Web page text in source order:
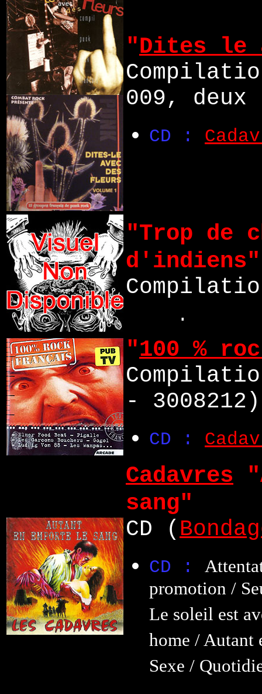
"Dites le
009, deux
CD :
"Trop de
d'indiens"
.
"100 %
-
CD :
Cadavres "
sang"
CD (
CD :
promotion /
Le soleil est
home / Autant
Sexe /